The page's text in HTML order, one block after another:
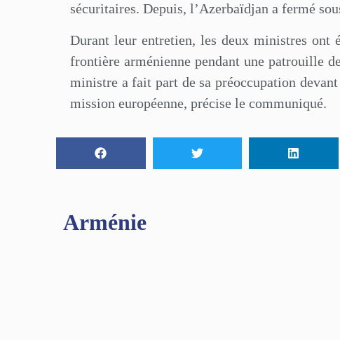
sécuritaires. Depuis, l’Azerbaïdjan a fermé
Durant leur entretien, les deux ministres ont
frontière arménienne pendant une patrouille
ministre a fait part de sa préoccupation
mission européenne, précise le communiqué.
Arménie